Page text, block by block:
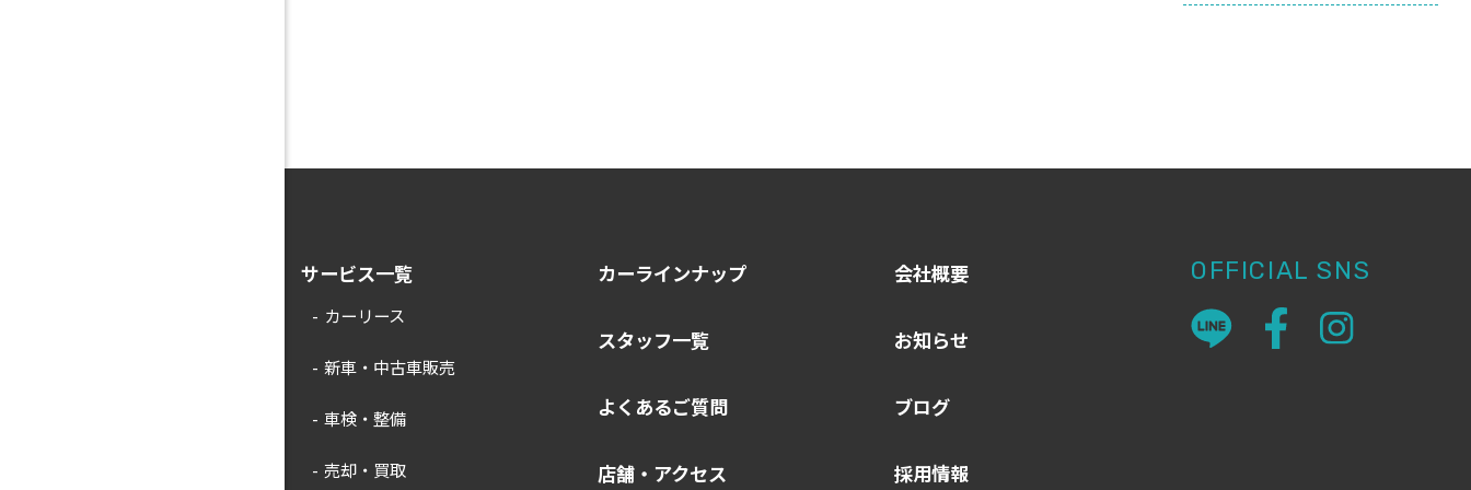
サービス一覧
カーリース
新車・中古車販売
車検・整備
売却・買取
カーラインナップ
スタッフ一覧
よくあるご質問
店舗・アクセス
会社概要
お知らせ
ブログ
採用情報
OFFICIAL SNS